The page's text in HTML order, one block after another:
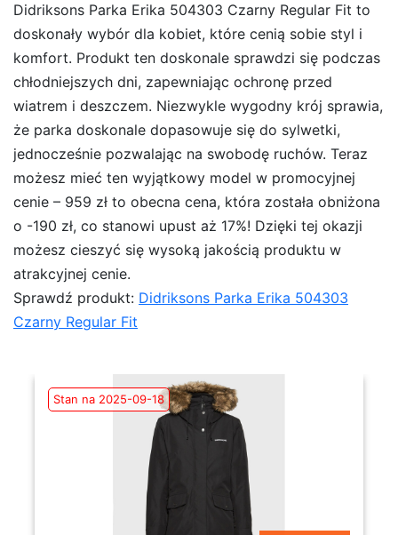
Didriksons Parka Erika 504303 Czarny Regular Fit to
doskonały wybór dla kobiet, które cenią sobie styl i
komfort. Produkt ten doskonale sprawdzi się podczas
chłodniejszych dni, zapewniając ochronę przed
wiatrem i deszczem. Niezwykle wygodny krój sprawia,
że parka doskonale dopasowuje się do sylwetki,
jednocześnie pozwalając na swobodę ruchów. Teraz
możesz mieć ten wyjątkowy model w promocyjnej
cenie – 959 zł to obecna cena, która została obniżona
o -190 zł, co stanowi upust aż 17%! Dzięki tej okazji
możesz cieszyć się wysoką jakością produktu w
atrakcyjnej cenie.
Sprawdź produkt: Didriksons Parka Erika 504303
Czarny Regular Fit
Stan na 2025-09-18